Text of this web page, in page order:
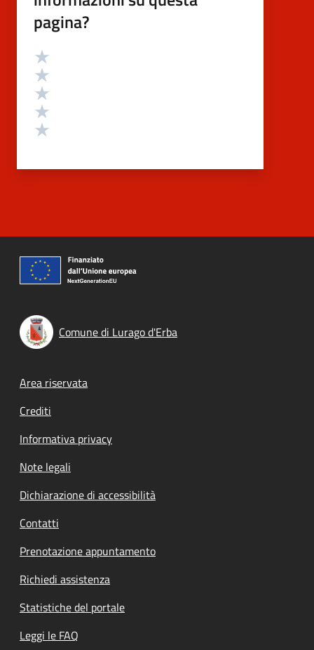
pagina?
Valutazione
Comune di Lurago d'Erba
Footer menu
Area riservata
Crediti
Informativa privacy
Note legali
Dichiarazione di accessibilità
Contatti
Prenotazione appuntamento
Richiedi assistenza
Statistiche del portale
Leggi le FAQ